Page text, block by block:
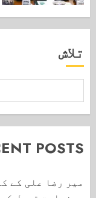
تلاش
POSTS
میر رضا علی کے